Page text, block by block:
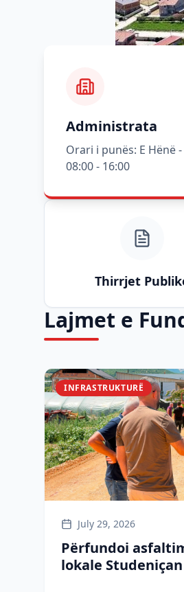
Administrata
Orari i punës: E Hënë
08:00 - 16:00
Thirrjet
Lajmet e
INFRASTRUKTURË
July 29, 2026
Përfundoi
lokale